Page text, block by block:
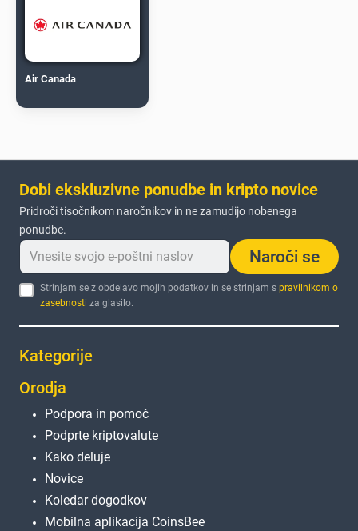
Air Canada
Dobi ekskluzivne ponudbe in kripto novice
Pridroči tisočnikom naročnikov in ne zamudijo nobenega
ponudbe.
Naroči se
Strinjam se z obdelavo mojih podatkov in se strinjam spravilnikom o
zasebnosti za glasilo.
Kategorije
Orodja
Podpora in pomoč
Podprte kriptovalute
Kako deluje
Novice
Koledar dogodkov
Mobilna aplikacija CoinsBee